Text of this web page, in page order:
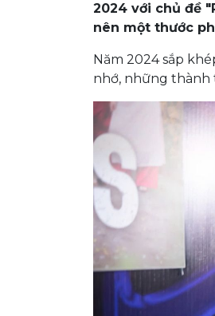
2024 với chủ đề
nên một thước
Năm 2024 sắp
nhớ, những thành